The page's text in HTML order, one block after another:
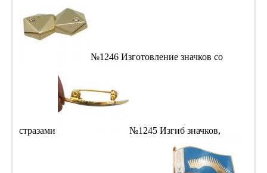
№1246 Изготовление значков со
стразами №1245 Изгиб значков,